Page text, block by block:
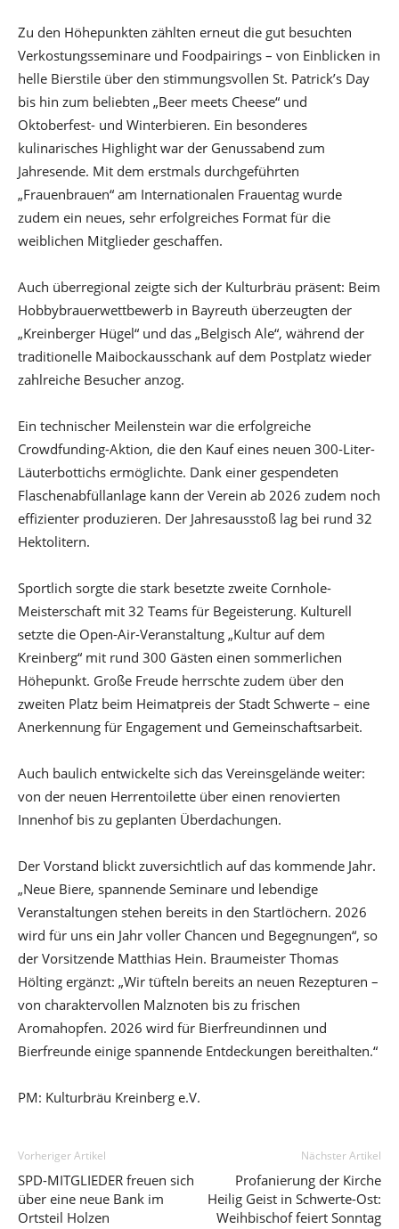
Zu den Höhepunkten zählten erneut die gut besuchten
Verkostungsseminare und Foodpairings – von Einblicken in
helle Bierstile über den stimmungsvollen St. Patrick’s Day
bis hin zum beliebten „Beer meets Cheese“ und
Oktoberfest- und Winterbieren. Ein besonderes
kulinarisches Highlight war der Genussabend zum
Jahresende. Mit dem erstmals durchgeführten
„Frauenbrauen“ am Internationalen Frauentag wurde
zudem ein neues, sehr erfolgreiches Format für die
weiblichen Mitglieder geschaffen.
Auch überregional zeigte sich der Kulturbräu präsent: Beim
Hobbybrauerwettbewerb in Bayreuth überzeugten der
„Kreinberger Hügel“ und das „Belgisch Ale“, während der
traditionelle Maibockausschank auf dem Postplatz wieder
zahlreiche Besucher anzog.
Ein technischer Meilenstein war die erfolgreiche
Crowdfunding-Aktion, die den Kauf eines neuen 300-Liter-
Läuterbottichs ermöglichte. Dank einer gespendeten
Flaschenabfüllanlage kann der Verein ab 2026 zudem noch
effizienter produzieren. Der Jahresausstoß lag bei rund 32
Hektolitern.
Sportlich sorgte die stark besetzte zweite Cornhole-
Meisterschaft mit 32 Teams für Begeisterung. Kulturell
setzte die Open-Air-Veranstaltung „Kultur auf dem
Kreinberg“ mit rund 300 Gästen einen sommerlichen
Höhepunkt. Große Freude herrschte zudem über den
zweiten Platz beim Heimatpreis der Stadt Schwerte – eine
Anerkennung für Engagement und Gemeinschaftsarbeit.
Auch baulich entwickelte sich das Vereinsgelände weiter:
von der neuen Herrentoilette über einen renovierten
Innenhof bis zu geplanten Überdachungen.
Der Vorstand blickt zuversichtlich auf das kommende Jahr.
„Neue Biere, spannende Seminare und lebendige
Veranstaltungen stehen bereits in den Startlöchern. 2026
wird für uns ein Jahr voller Chancen und Begegnungen“, so
der Vorsitzende Matthias Hein. Braumeister Thomas
Hölting ergänzt: „Wir tüfteln bereits an neuen Rezepturen –
von charaktervollen Malznoten bis zu frischen
Aromahopfen. 2026 wird für Bierfreundinnen und
Bierfreunde einige spannende Entdeckungen bereithalten.“
PM: Kulturbräu Kreinberg e.V.
Vorheriger Artikel
SPD-MITGLIEDER freuen sich
über eine neue Bank im
Ortsteil Holzen
Nächster Artikel
Profanierung der Kirche
Heilig Geist in Schwerte-Ost:
Weihbischof feiert Sonntag